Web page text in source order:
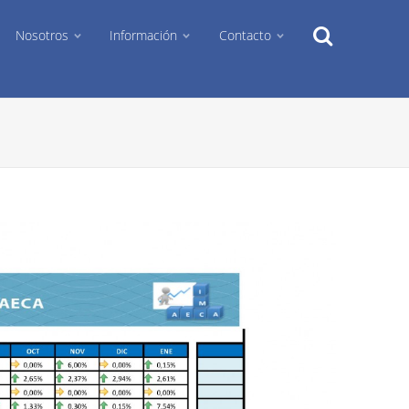
Nosotros Información Contacto